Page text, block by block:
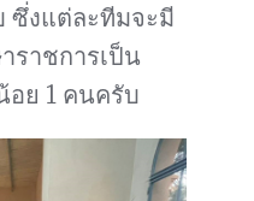
ซึ่งแต่ละทีมจะมี
ราชการเป็น
อย 1 คนครับ